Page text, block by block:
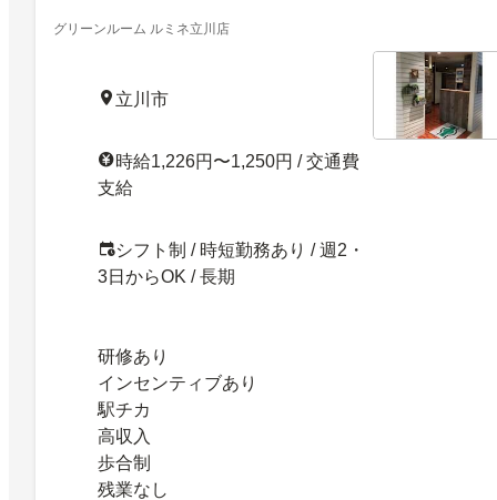
グリーンルーム ルミネ立川店
立川市
時給1,226円〜1,250円 / 交通費
支給
シフト制 / 時短勤務あり / 週2・
3日からOK / 長期
研修あり
インセンティブあり
駅チカ
高収入
歩合制
残業なし